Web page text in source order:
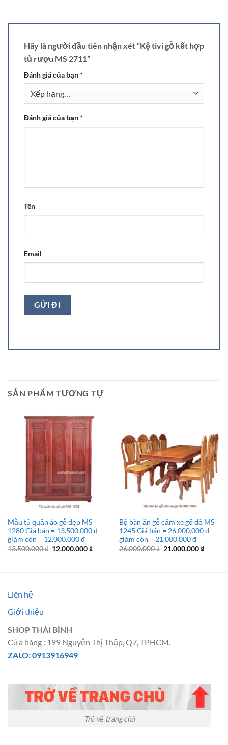
Hãy là người đầu tiên nhận xét “Kệ tivi gỗ kết hợp
tủ rượu MS 2711”
Đánh giá của bạn*
Đánh giá của bạn*
Tên
Email
SẢN PHẨM TƯƠNG TỰ
Mẫu tủ quần áo gỗ đẹp MS
1280 Giá bán = 13.500.000 đ
giảm còn = 12.000.000 đ
13.500.000₫ Giá
12.000.000₫Giá
Bộ bàn ăn gỗ căm xe gõ đỏ MS
1245 Giá bán = 26.000.000 đ
giảm còn = 21.000.000 đ
26.000.000₫ Giá
21.000.000₫Giá
Liên hệ
Giới thiệu
SHOP THÁI BÌNH
Cửa hàng : 199 Nguyễn Thị Thập, Q7, TPHCM.
ZALO: 0913916949
Trở về trang chủ